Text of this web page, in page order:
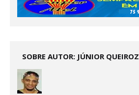
SOBRE AUTOR: JÚNIOR QUEIROZ